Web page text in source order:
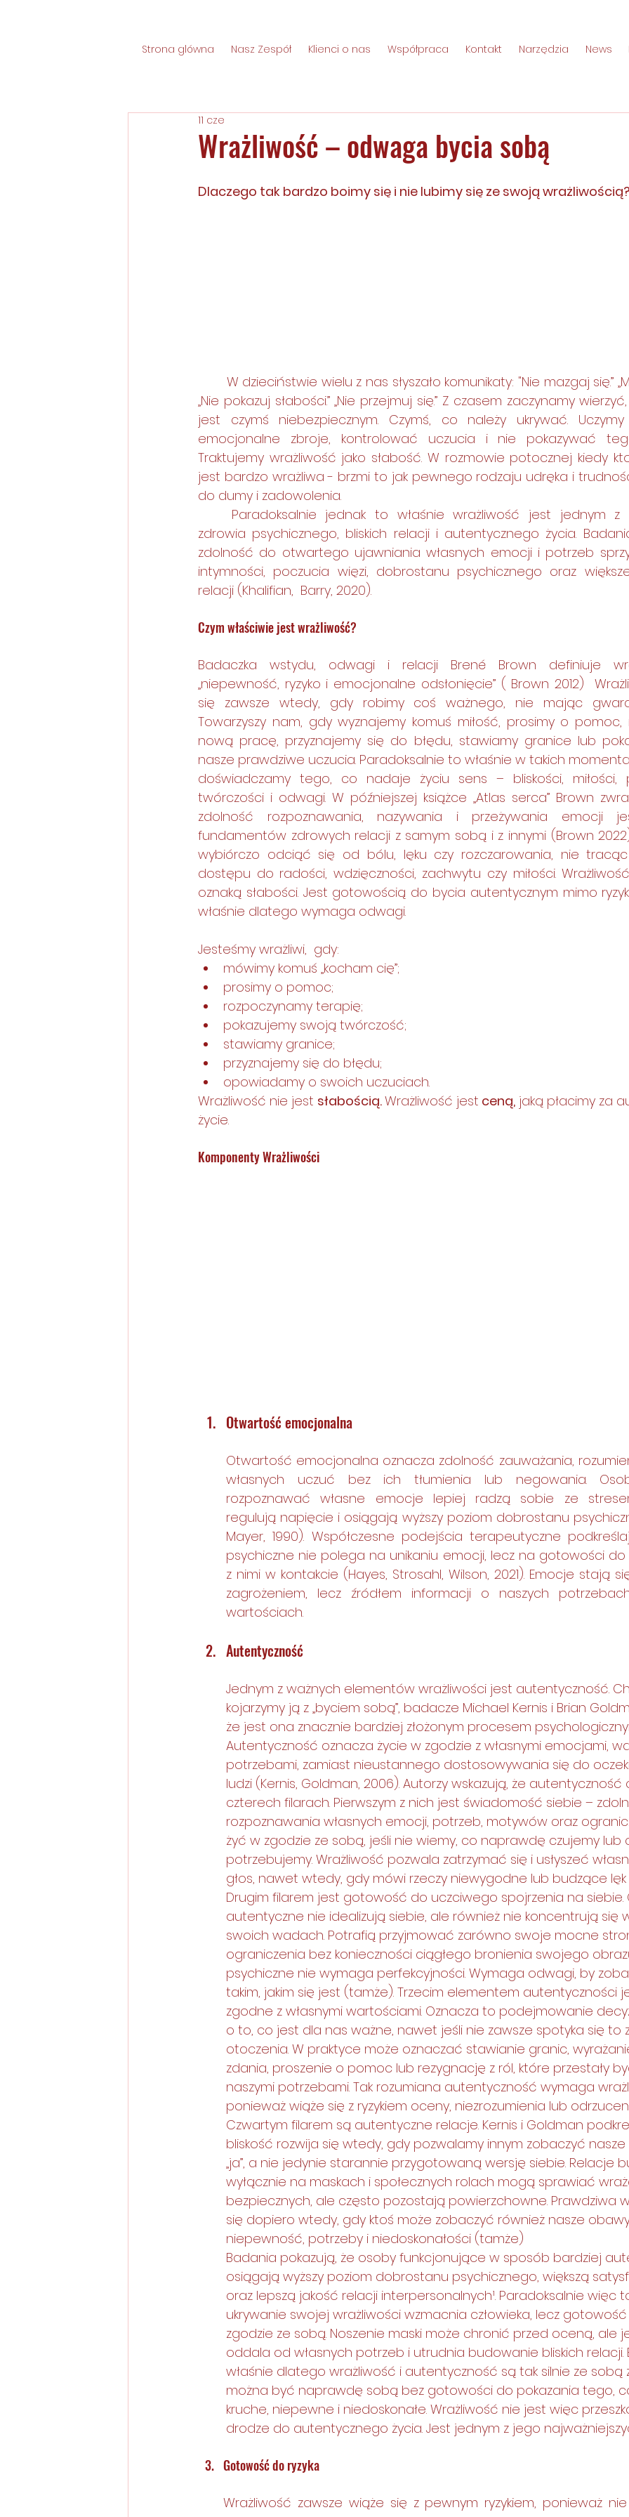
Strona glówna Nasz Zespół Klienci o nas Współpraca Kontakt Narzędzia News
Wrażliwość – odwaga bycia sobą
11 cze
Dlaczego tak bardzo boimy się i nie lubimy się ze swoją wrażliwością?
„Nie pokazuj słabości.” „Nie przejmuj się.” Z czasem zaczynamy
jest czymś niebezpiecznym. Czymś, co należy ukrywać.
emocjonalne zbroje, kontrolować uczucia i nie pokazywać
Traktujemy wrażliwość jako słabość. W rozmowie potocznej kiedy
jest bardzo wrażliwa - brzmi to jak pewnego rodzaju udręka i
do dumy i zadowolenia.
zdrowia psychicznego, bliskich relacji i autentycznego życia.
zdolność do otwartego ujawniania własnych emocji i potrzeb
intymności, poczucia więzi, dobrostanu psychicznego oraz
relacji (Khalifian,  Barry, 2020).
Czym właściwie jest wrażliwość?
Badaczka wstydu, odwagi i relacji Brené Brown definiuje
„niepewność, ryzyko i emocjonalne odsłonięcie” ( Brown 2012)
się zawsze wtedy, gdy robimy coś ważnego, nie mając
Towarzyszy nam, gdy wyznajemy komuś miłość, prosimy o pomoc,
nową pracę, przyznajemy się do błędu, stawiamy granice lub
nasze prawdziwe uczucia. Paradoksalnie to właśnie w takich
doświadczamy tego, co nadaje życiu sens – bliskości, miłości,
twórczości i odwagi. W późniejszej książce „Atlas serca” Brown
zdolność rozpoznawania, nazywania i przeżywania emocji
fundamentów zdrowych relacji z samym sobą i z innymi (Brown
wybiórczo odciąć się od bólu, lęku czy rozczarowania, nie
dostępu do radości, wdzięczności, zachwytu czy miłości.
oznaką słabości. Jest gotowością do bycia autentycznym mimo
właśnie dlatego wymaga odwagi.
Jesteśmy wrażliwi,  gdy:
mówimy komuś „kocham cię”;
prosimy o pomoc;
rozpoczynamy terapię;
pokazujemy swoją twórczość;
stawiamy granice;
przyznajemy się do błędu;
opowiadamy o swoich uczuciach.
Wrażliwość nie jest słabością. Wrażliwość jest ceną, jaką płacimy za
życie.
Komponenty Wrażliwości
Otwartość emocjonalna
Otwartość emocjonalna oznacza zdolność zauważania,
własnych uczuć bez ich tłumienia lub negowania.
rozpoznawać własne emocje lepiej radzą sobie ze
regulują napięcie i osiągają wyższy poziom dobrostanu
Mayer, 1990). Współczesne podejścia terapeutyczne
psychiczne nie polega na unikaniu emocji, lecz na gotowości
z nimi w kontakcie (Hayes, Strosahl, Wilson, 2021). Emocje stają
zagrożeniem, lecz źródłem informacji o naszych
wartościach.
Autentyczność
Jednym z ważnych elementów wrażliwości jest autentyczność.
kojarzymy ją z „byciem sobą”, badacze Michael Kernis i Brian
że jest ona znacznie bardziej złożonym procesem
Autentyczność oznacza życie w zgodzie z własnymi emocjami,
potrzebami, zamiast nieustannego dostosowywania się do
ludzi (Kernis, Goldman, 2006). Autorzy wskazują, że
czterech filarach. Pierwszym z nich jest świadomość siebie –
rozpoznawania własnych emocji, potrzeb, motywów oraz
żyć w zgodzie ze sobą, jeśli nie wiemy, co naprawdę czujemy lub
potrzebujemy. Wrażliwość pozwala zatrzymać się i usłyszeć
głos, nawet wtedy, gdy mówi rzeczy niewygodne lub budzące
Drugim filarem jest gotowość do uczciwego spojrzenia na siebie.
autentyczne nie idealizują siebie, ale również nie koncentrują się
swoich wadach. Potrafią przyjmować zarówno swoje mocne
ograniczenia bez konieczności ciągłego bronienia swojego
psychiczne nie wymaga perfekcyjności. Wymaga odwagi, by
takim, jakim się jest (tamże). Trzecim elementem autentyczności
zgodne z własnymi wartościami. Oznacza to podejmowanie
o to, co jest dla nas ważne, nawet jeśli nie zawsze spotyka się to
otoczenia. W praktyce może oznaczać stawianie granic,
zdania, proszenie o pomoc lub rezygnację z ról, które przestały
naszymi potrzebami. Tak rozumiana autentyczność wymaga
ponieważ wiąże się z ryzykiem oceny, niezrozumienia lub
Czwartym filarem są autentyczne relacje. Kernis i Goldman
bliskość rozwija się wtedy, gdy pozwalamy innym zobaczyć
„ja”, a nie jedynie starannie przygotowaną wersję siebie. Relacje
wyłącznie na maskach i społecznych rolach mogą sprawiać
bezpiecznych, ale często pozostają powierzchowne. Prawdziwa
się dopiero wtedy, gdy ktoś może zobaczyć również nasze
niepewność, potrzeby i niedoskonałości (tamże)
Badania pokazują, że osoby funkcjonujące w sposób bardziej
osiągają wyższy poziom dobrostanu psychicznego, większą
oraz lepszą jakość relacji interpersonalnych¹. Paradoksalnie więc
ukrywanie swojej wrażliwości wzmacnia człowieka, lecz
zgodzie ze sobą. Noszenie maski może chronić przed oceną, ale
oddala od własnych potrzeb i utrudnia budowanie bliskich relacji.
właśnie dlatego wrażliwość i autentyczność są tak silnie ze sobą
można być naprawdę sobą bez gotowości do pokazania tego,
kruche, niepewne i niedoskonałe. Wrażliwość nie jest więc
drodze do autentycznego życia. Jest jednym z jego
Gotowość do ryzyka
Wrażliwość zawsze wiąże się z pewnym ryzykiem, ponieważ